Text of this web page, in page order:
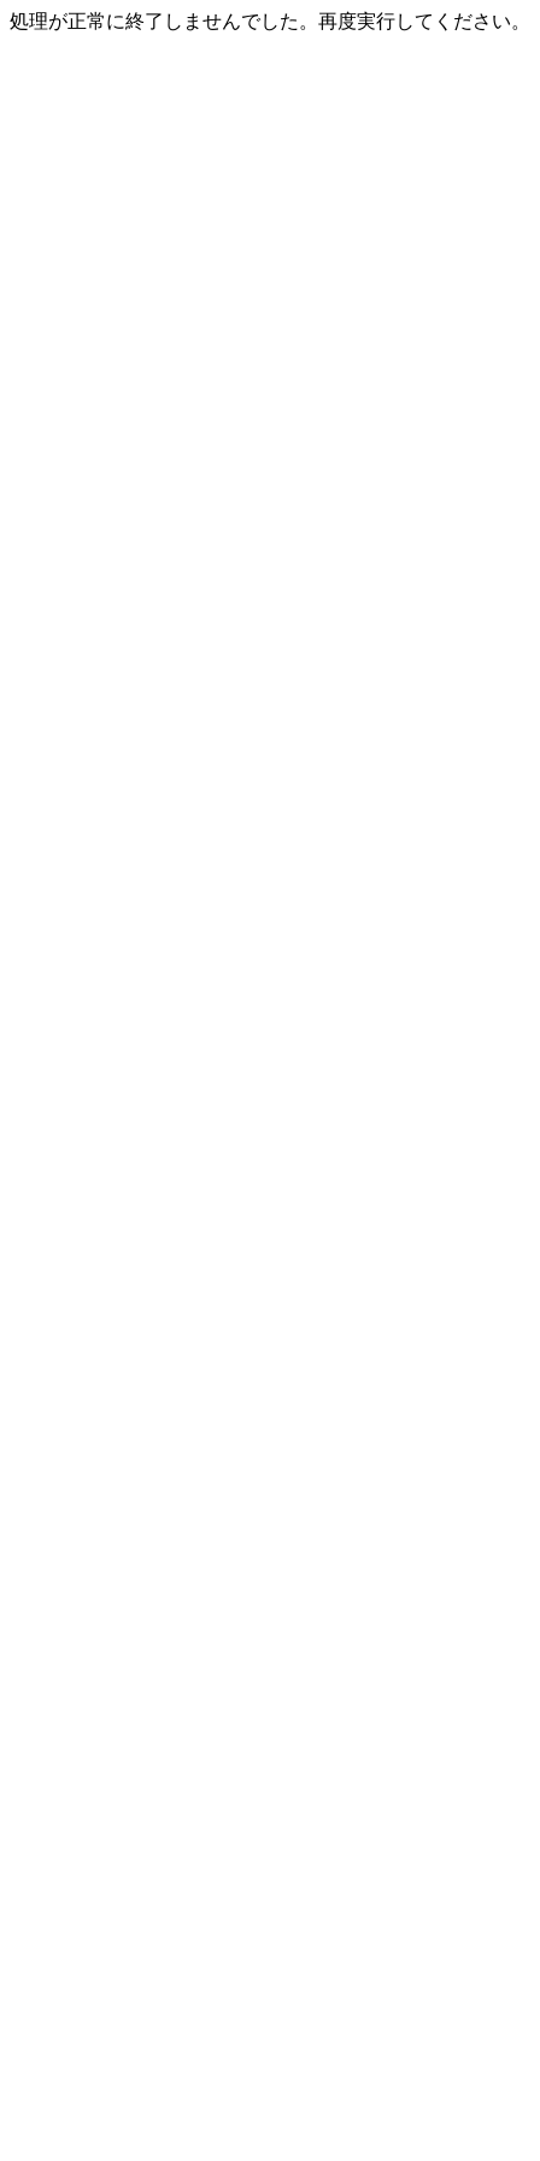
処理が正常に終了しませんでした。再度実行してください。